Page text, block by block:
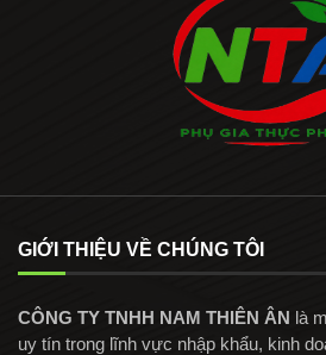
GIỚI THIỆU VỀ CHÚNG TÔI
CÔNG TY TNHH NAM THIÊN ÂN là
uy tín trong lĩnh vực nhập khẩu, kinh